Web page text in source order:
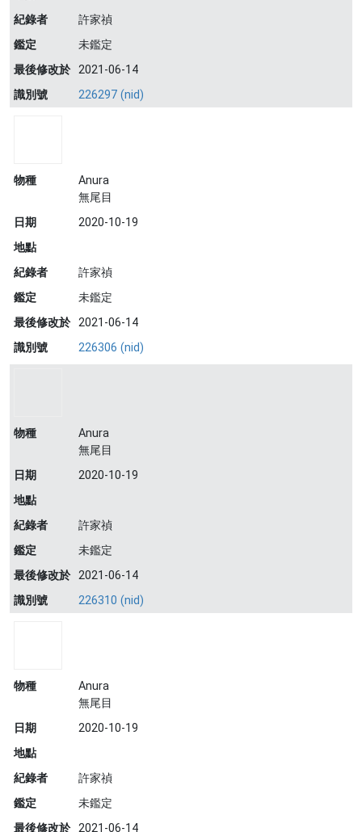
紀錄者
許家禎
鑑定
未鑑定
最後修改於 2021-06-14
識別號
226297 (nid)
物種
Anura
無尾目
日期
2020-10-19
地點
紀錄者
許家禎
鑑定
未鑑定
最後修改於 2021-06-14
識別號
226306 (nid)
物種
Anura
無尾目
日期
2020-10-19
地點
紀錄者
許家禎
鑑定
未鑑定
最後修改於 2021-06-14
識別號
226310 (nid)
物種
Anura
無尾目
日期
2020-10-19
地點
紀錄者
許家禎
鑑定
未鑑定
最後修改於 2021-06-14